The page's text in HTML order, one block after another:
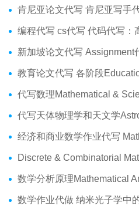
肯尼亚论文代写 肯尼亚写手代写
编程代写 cs代写 代码代写：
新加坡论文代写 Assignment代做
教育论文代写 各阶段
代写数理Mathematical & Scientific
代写天体物理学和天文学Astrophysics
经济和商业数学作业代写 Mathematics for
Discrete & Combinatorial Mathematics作业
数学分析原理Mathematical Analysis
数学作业代做 纳米光子学中的数学